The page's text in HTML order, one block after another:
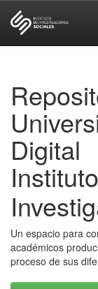
Digital
Un espacio para
académicos
proceso de sus